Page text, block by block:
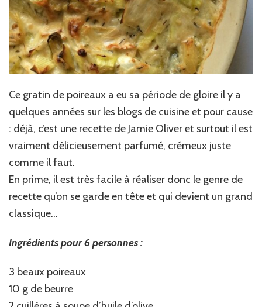
Ce gratin de poireaux a eu sa période de gloire il y a
quelques années sur les blogs de cuisine et pour cause
: déjà, c’est une recette de Jamie Oliver et surtout il est
vraiment délicieusement parfumé, crémeux juste
comme il faut.
En prime, il est très facile à réaliser donc le genre de
recette qu’on se garde en tête et qui devient un grand
classique…
Ingrédients pour 6 personnes :
3 beaux poireaux
10 g de beurre